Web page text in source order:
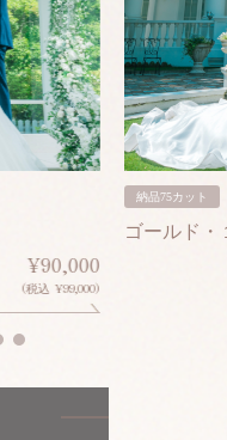
¥90,000
(税込 ¥99,000)
納品75カット
ゴールド・